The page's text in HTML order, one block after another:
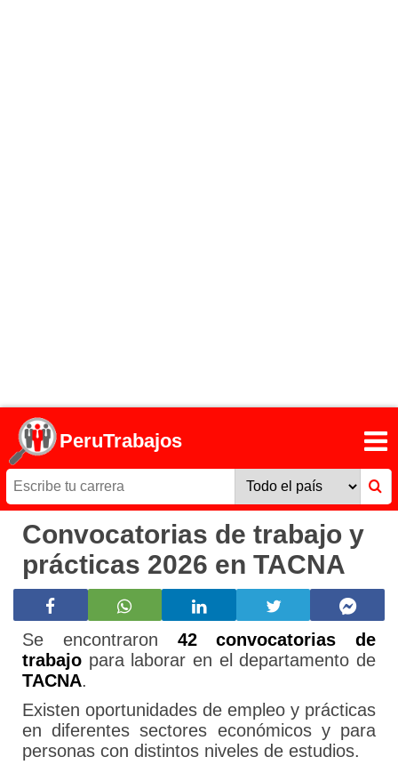
PeruTrabajos
Convocatorias de trabajo y
prácticas 2026 en TACNA
Se encontraron 42 convocatorias de
trabajo para laborar en el departamento de
TACNA.
Existen oportunidades de empleo y prácticas
en diferentes sectores económicos y para
personas con distintos niveles de estudios.